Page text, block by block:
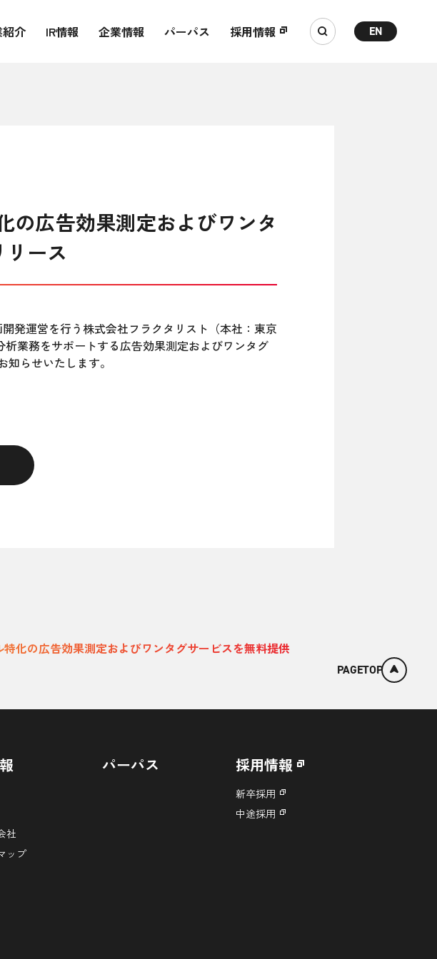
介 IR情報 企業情報 パーパス 採用情報 EN
の広告効果測定およびワンタ
ース
発運営を行う株式会社フラクタリスト（本社：東京
業務をサポートする広告効果測定およびワンタグ
らせいたします。
化の広告効果測定およびワンタグサービスを無料提供
PAGETOP
社
ップ
パーパス 採用情報
新卒採用
中途採用